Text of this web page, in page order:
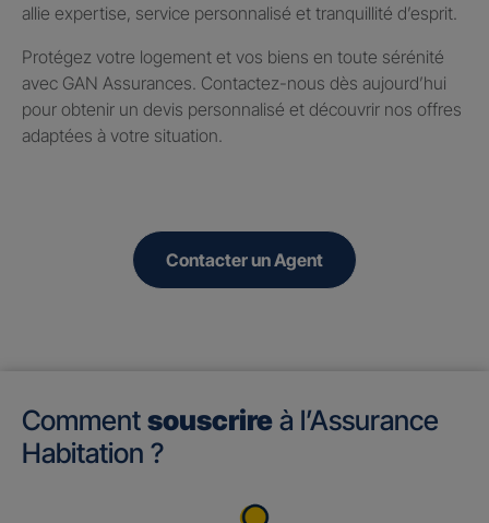
allie expertise, service personnalisé et tranquillité d’esprit.
Protégez votre logement et vos biens en toute sérénité
avec GAN Assurances. Contactez-nous dès aujourd’hui
pour obtenir un devis personnalisé et découvrir nos offres
adaptées à votre situation.
Contacter un Agent
Comment souscrire à l’Assurance
Habitation ?